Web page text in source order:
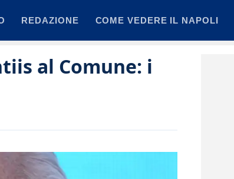
REDAZIONE COME VEDERE IL NAPOLI
al Comune: i